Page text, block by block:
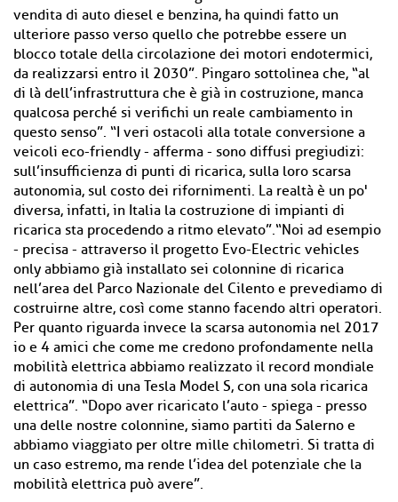
vendita di auto diesel e benzina, ha quindi fatto un
ulteriore passo verso quello che potrebbe essere un
blocco totale della circolazione dei motori endotermici,
da realizzarsi entro il 2030”. Pingaro sottolinea che, “al
di là dell’infrastruttura che è già in costruzione, manca
qualcosa perché si verifichi un reale cambiamento in
questo senso”. “I veri ostacoli alla totale conversione a
veicoli eco-friendly - afferma - sono diffusi pregiudizi:
sull’insufficienza di punti di ricarica, sulla loro scarsa
autonomia, sul costo dei rifornimenti. La realtà è un po'
diversa, infatti, in Italia la costruzione di impianti di
ricarica sta procedendo a ritmo elevato”.“Noi ad esempio
- precisa - attraverso il progetto Evo-Electric vehicles
only abbiamo già installato sei colonnine di ricarica
nell’area del Parco Nazionale del Cilento e prevediamo di
costruirne altre, così come stanno facendo altri operatori.
Per quanto riguarda invece la scarsa autonomia nel 2017
io e 4 amici che come me credono profondamente nella
mobilità elettrica abbiamo realizzato il record mondiale
di autonomia di una Tesla Model S, con una sola ricarica
elettrica”. “Dopo aver ricaricato l’auto - spiega - presso
una delle nostre colonnine, siamo partiti da Salerno e
abbiamo viaggiato per oltre mille chilometri. Si tratta di
un caso estremo, ma rende l’idea del potenziale che la
mobilità elettrica può avere”.